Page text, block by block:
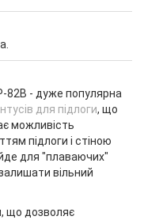
82В - дуже популярна
для підлоги, що
можливість
підлоги і стіною
для "плаваючих"
вільний
що дозволяє